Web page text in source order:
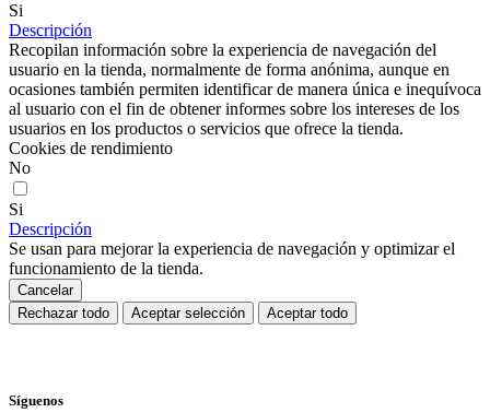
Si
Descripción
Recopilan información sobre la experiencia de navegación del
usuario en la tienda, normalmente de forma anónima, aunque en
ocasiones también permiten identificar de manera única e inequívoca
al usuario con el fin de obtener informes sobre los intereses de los
usuarios en los productos o servicios que ofrece la tienda.
Cookies de rendimiento
No
Si
Descripción
Se usan para mejorar la experiencia de navegación y optimizar el
funcionamiento de la tienda.
Cancelar
Rechazar todo
Aceptar selección Aceptar todo
Síguenos